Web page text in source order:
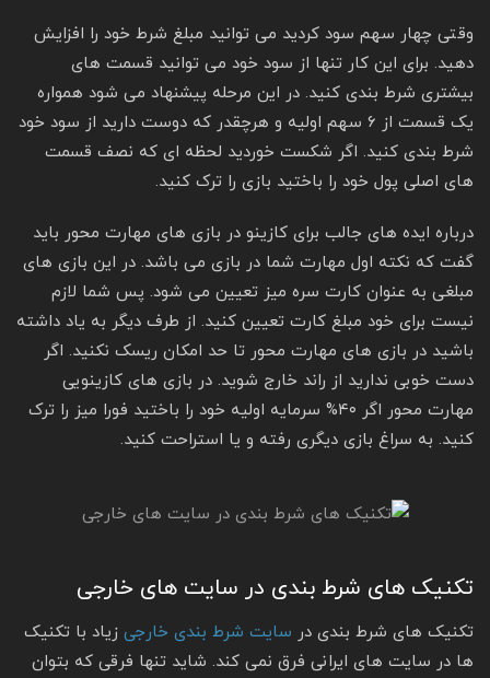
وقتی چهار سهم سود کردید می توانید مبلغ شرط خود را افزایش
دهید. برای این کار تنها از سود خود می توانید قسمت های
بیشتری شرط بندی کنید. در این مرحله پیشنهاد می شود همواره
یک قسمت از ۶ سهم اولیه و هرچقدر که دوست دارید از سود خود
شرط بندی کنید. اگر شکست خوردید لحظه ای که نصف قسمت
های اصلی پول خود را باختید بازی را ترک کنید.
درباره ایده های جالب برای کازینو در بازی های مهارت محور باید
گفت که نکته اول مهارت شما در بازی می باشد. در این بازی های
مبلغی به عنوان کارت سره میز تعیین می شود. پس شما لازم
نیست برای خود مبلغ کارت تعیین کنید. از طرف دیگر به یاد داشته
باشید در بازی های مهارت محور تا حد امکان ریسک نکنید. اگر
دست خوبی ندارید از راند خارج شوید. در بازی های کازینویی
مهارت محور اگر ۴۰% سرمایه اولیه خود را باختید فورا میز را ترک
کنید. به سراغ بازی دیگری رفته و یا استراحت کنید.
تکنیک های شرط بندی در سایت های خارجی
تکنیک های شرط بندی در سایت شرط بندی خارجی زیاد با تکنیک
ها در سایت های ایرانی فرق نمی کند. شاید تنها فرقی که بتوان